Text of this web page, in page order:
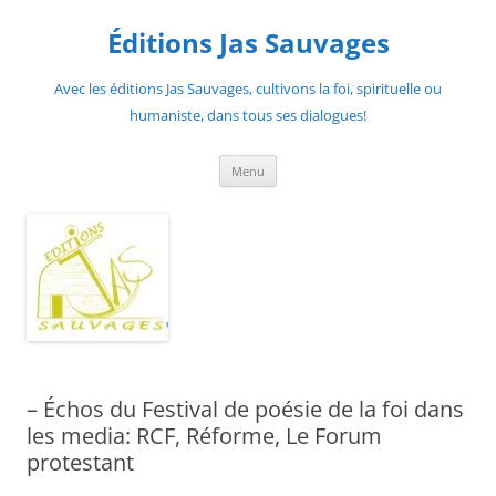
Éditions Jas Sauvages
Avec les éditions Jas Sauvages, cultivons la foi, spirituelle ou
humaniste, dans tous ses dialogues!
Menu
– Échos du Festival de poésie de la foi dans
les media: RCF, Réforme, Le Forum
protestant